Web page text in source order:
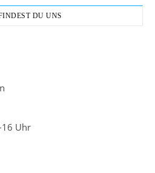
DU UNS
Uhr